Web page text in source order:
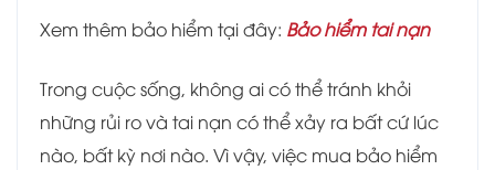
Xem thêm bảo hiểm tại đây: Bảo hiểm tai nạn
Trong cuộc sống, không ai có thể tránh khỏi
những rủi ro và tai nạn có thể xảy ra bất cứ lúc
nào, bất kỳ nơi nào. Vì vậy, việc mua bảo hiểm